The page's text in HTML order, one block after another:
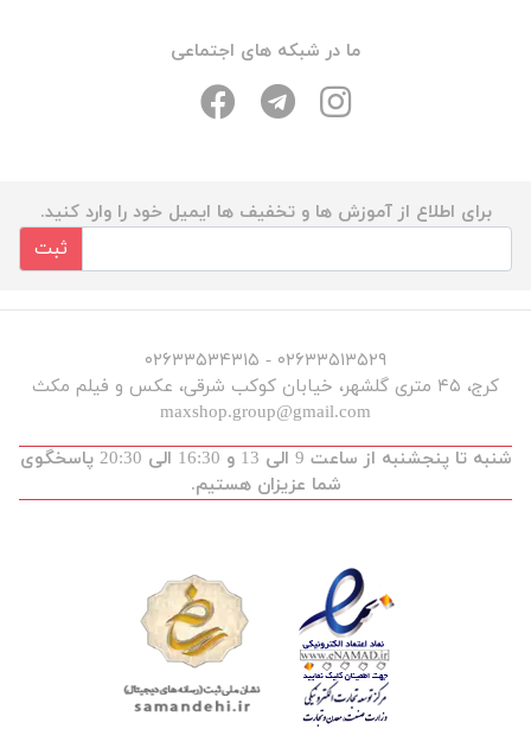
ما در شبکه های اجتماعی
برای اطلاع از آموزش ها و تخفیف ها ایمیل خود را وارد کنید.
ثبت
۰۲۶۳۳۵۱۳۵۲۹ - ۰۲۶۳۳۵۳۴۳۱۵
کرج، ۴۵ متری گلشهر، خیابان کوکب شرقی، عکس و فیلم مکث
maxshop.group@gmail.com
شنبه تا پنجشنبه از ساعت 9 الی 13 و 16:30 الی 20:30 پاسخگوی
شما عزیزان هستیم.